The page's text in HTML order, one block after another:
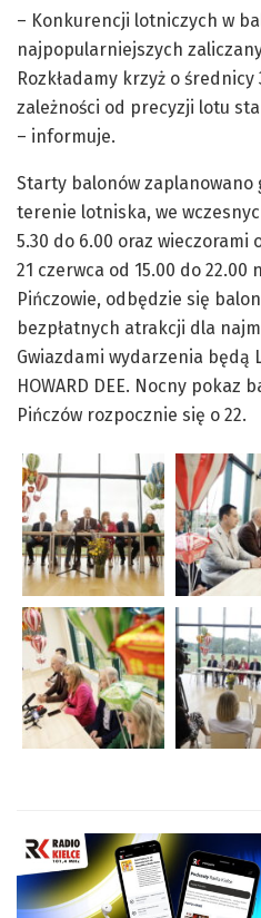
– Konkurencji lotniczych w
najpopularniejszych
Rozkładamy krzyż o
zależności od precyzji lotu
– informuje.
Starty balonów zaplanowano
terenie lotniska, we
5.30 do 6.00 oraz wieczorami
21 czerwca od 15.00 do
Pińczowie, odbędzie się
bezpłatnych atrakcji dla
Gwiazdami wydarzenia będą
HOWARD DEE. Nocny pokaz
Pińczów rozpocznie się o 22.